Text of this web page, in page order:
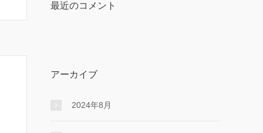
最近のコメント
アーカイブ
2024年8月